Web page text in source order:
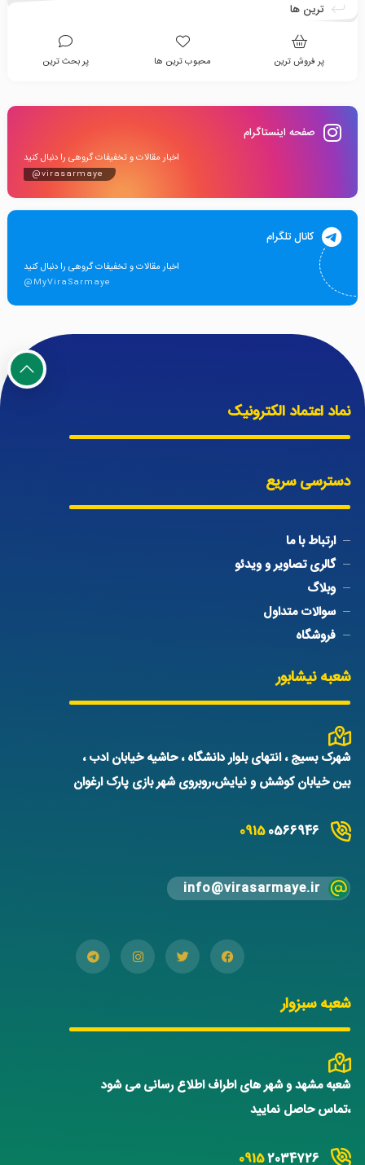
ترین ها
پر فروش ترین محبوب ترین ها پر بحث ترین
صفحه اینستاگرام
اخبار مقالات و تخفیفات گروهی را دنبال کنید
@virasarmaye
کانال تلگرام
اخبار مقالات و تخفیفات گروهی را دنبال کنید
@MyViraSarmaye
نماد اعتماد الکترونیک
دسترسی سریع
ارتباط با ما
گالری تصاویر و ویدئو
وبلاگ
سوالات متداول
فروشگاه
شعبه نیشابور
شهرک بسیج ، انتهای بلوار دانشگاه ، حاشیه خیابان ادب ،
بین خیابان کوشش و نیایش،روبروی شهر بازی پارک ارغوان
09150566946
info@virasarmaye.ir
شعبه سبزوار
شعبه مشهد و شهر های اطراف اطلاع رسانی می شود
،تماس حاصل نمایید
09152034726